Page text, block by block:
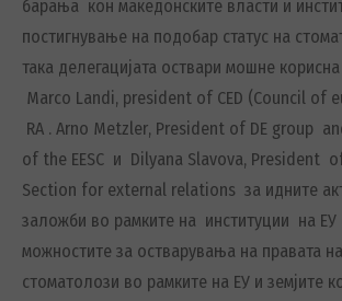
барања кон македонските власти и
постигнување на подобар статус на
така делегацијата оствари мошне
Marco Landi, president of CED (Council of
RA . Arno Metzler, President of DE group
of the EESC и Dilyana Slavova, President of
Section for external relations за идните ак
заложби во рамките на институции на ЕУ
можностите за остварувања на правата
стоматолози во рамките на ЕУ и земјите